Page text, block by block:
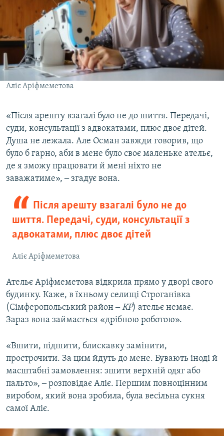
Аліє Аріфмеметова
«Після арешту взагалі було не до шиття. Передачі,
суди, консультації з адвокатами, плюс двоє дітей.
Душа не лежала. Але Осман завжди говорив, що
було б гарно, аби в мене було своє маленьке ательє,
де я зможу працювати й мені ніхто не
заважатиме», ‒ згадує вона.
Після арешту взагалі було не до
шиття. Передачі, суди, консультації з
адвокатами, плюс двоє дітей
Аліє Аріфмеметова
Ательє Аріфмеметова відкрила прямо у дворі свого
будинку. Каже, в їхньому селищі Строганівка
(Сімферопольський район ‒КР) ательє немає.
Зараз вона займається «дрібною роботою».
«Вшити, підшити, блискавку замінити,
прострочити. За цим йдуть до мене. Бувають іноді й
масштабні замовлення: зшити верхній одяг або
пальто», ‒ розповідає Аліє. Першим повноцінним
виробом, який вона зробила, була весільна сукня
самої Аліє.